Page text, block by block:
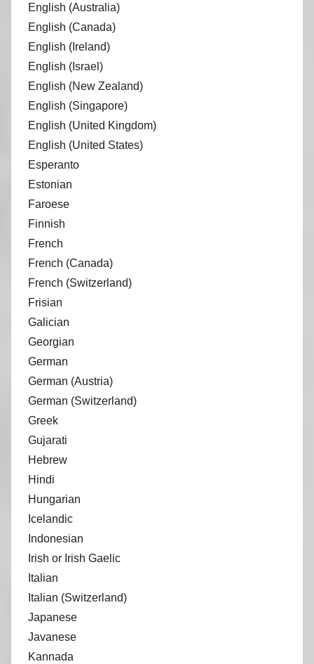
English (Australia)
English (Canada)
English (Ireland)
English (Israel)
English (New Zealand)
English (Singapore)
English (United Kingdom)
English (United States)
Esperanto
Estonian
Faroese
Finnish
French
French (Canada)
French (Switzerland)
Frisian
Galician
Georgian
German
German (Austria)
German (Switzerland)
Greek
Gujarati
Hebrew
Hindi
Hungarian
Icelandic
Indonesian
Irish or Irish Gaelic
Italian
Italian (Switzerland)
Japanese
Javanese
Kannada